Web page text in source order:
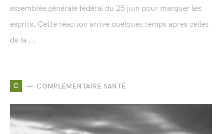
assemblée générale fédéral du 25 juin pour marquer les
esprits. Cette réaction arrive quelques temps après celles
de la ...
C COMPLÉMENTAIRE SANTÉ